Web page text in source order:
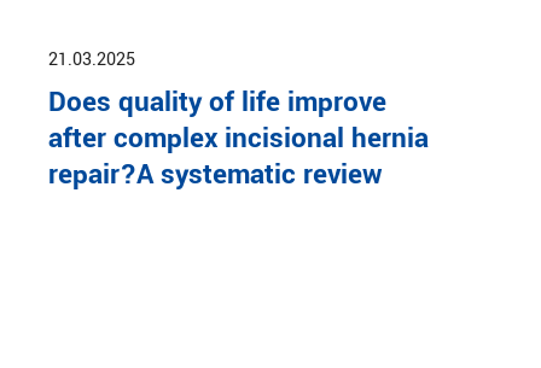
21.03.2025
Does quality of life improve
after complex incisional hernia
repair?A systematic review